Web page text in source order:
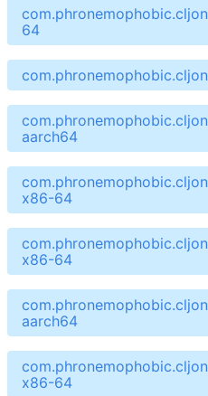
64
aarch64
x86-64
x86-64
aarch64
x86-64